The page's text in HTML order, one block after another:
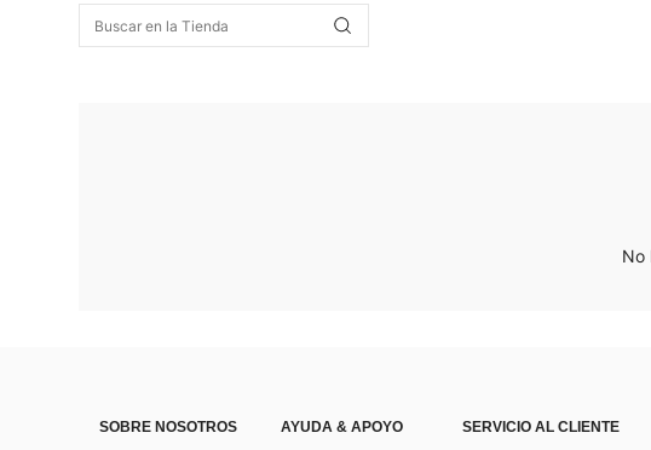
No
SOBRE NOSOTROS
AYUDA & APOYO
SERVICIO AL CLIENTE